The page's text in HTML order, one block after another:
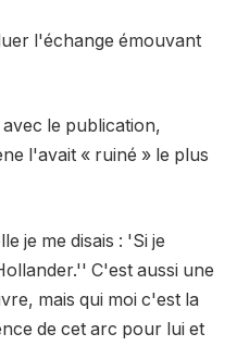
l'échange émouvant
le publication,
l'avait « ruiné » le plus
je me disais : 'Si je
' C'est aussi une
mais qui moi c'est la
de cet arc pour lui et